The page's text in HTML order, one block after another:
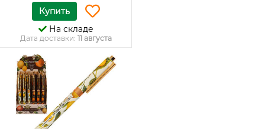
Купить
На складе
Дата доставки: 11 августа